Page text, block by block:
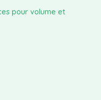
pour volume et